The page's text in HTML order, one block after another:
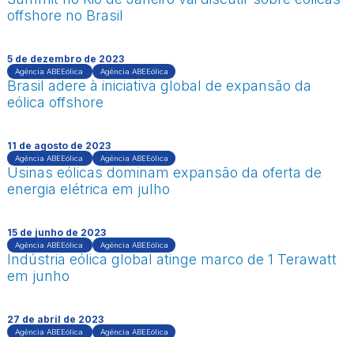
offshore no Brasil
5 de dezembro de 2023
Agência ABEEólica Agência ABEEólica
Brasil adere à iniciativa global de expansão da
eólica offshore
11 de agosto de 2023
Agência ABEEólica Agência ABEEólica
Usinas eólicas dominam expansão da oferta de
energia elétrica em julho
15 de junho de 2023
Agência ABEEólica Agência ABEEólica
Indústria eólica global atinge marco de 1 Terawatt
em junho
27 de abril de 2023
Agência ABEEólica Agência ABEEólica